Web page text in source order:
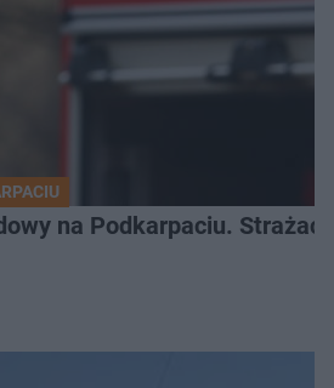
na Podkarpaciu.